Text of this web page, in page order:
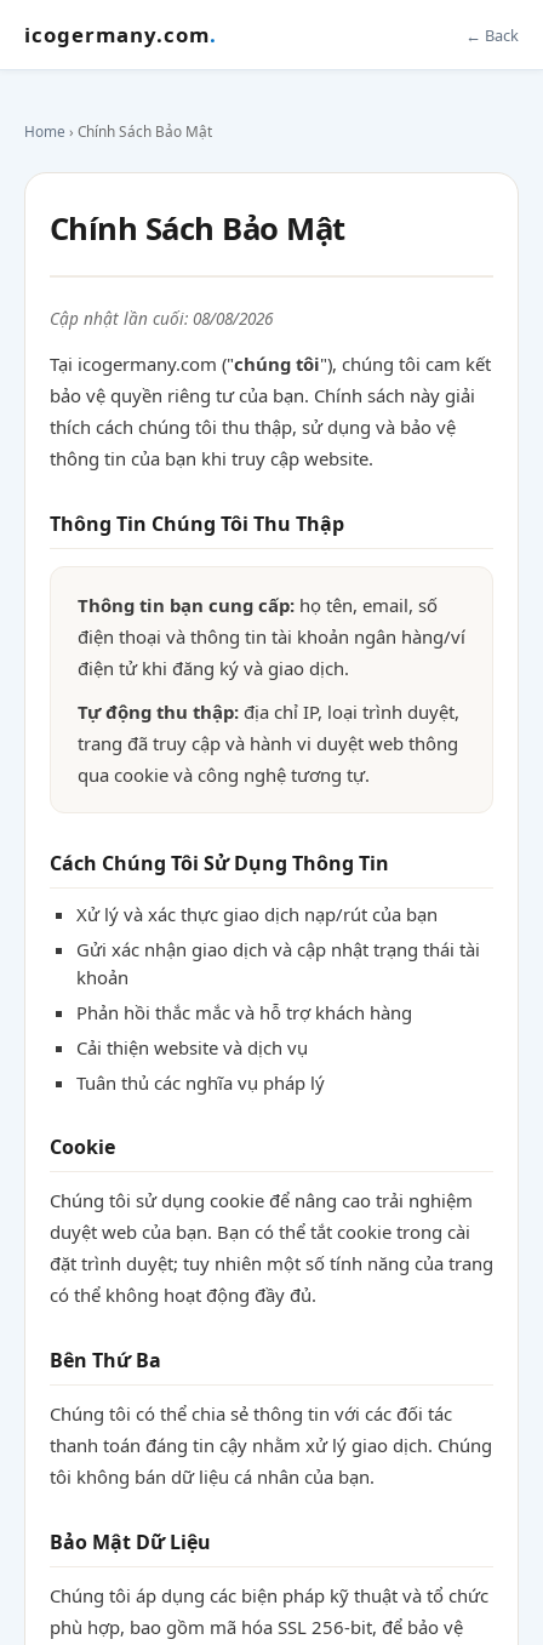
icogermany.com. ← Back
Home › Chính Sách Bảo Mật
Chính Sách Bảo Mật
Cập nhật lần cuối: 08/08/2026
Tại icogermany.com ("chúng tôi"), chúng tôi cam kết
bảo vệ quyền riêng tư của bạn. Chính sách này giải
thích cách chúng tôi thu thập, sử dụng và bảo vệ
thông tin của bạn khi truy cập website.
Thông Tin Chúng Tôi Thu Thập
Thông tin bạn cung cấp: họ tên, email, số
điện thoại và thông tin tài khoản ngân hàng/ví
điện tử khi đăng ký và giao dịch.
Tự động thu thập: địa chỉ IP, loại trình duyệt,
trang đã truy cập và hành vi duyệt web thông
qua cookie và công nghệ tương tự.
Cách Chúng Tôi Sử Dụng Thông Tin
Xử lý và xác thực giao dịch nạp/rút của bạn
Gửi xác nhận giao dịch và cập nhật trạng thái tài
khoản
Phản hồi thắc mắc và hỗ trợ khách hàng
Cải thiện website và dịch vụ
Tuân thủ các nghĩa vụ pháp lý
Cookie
Chúng tôi sử dụng cookie để nâng cao trải nghiệm
duyệt web của bạn. Bạn có thể tắt cookie trong cài
đặt trình duyệt; tuy nhiên một số tính năng của trang
có thể không hoạt động đầy đủ.
Bên Thứ Ba
Chúng tôi có thể chia sẻ thông tin với các đối tác
thanh toán đáng tin cậy nhằm xử lý giao dịch. Chúng
tôi không bán dữ liệu cá nhân của bạn.
Bảo Mật Dữ Liệu
Chúng tôi áp dụng các biện pháp kỹ thuật và tổ chức
phù hợp, bao gồm mã hóa SSL 256-bit, để bảo vệ